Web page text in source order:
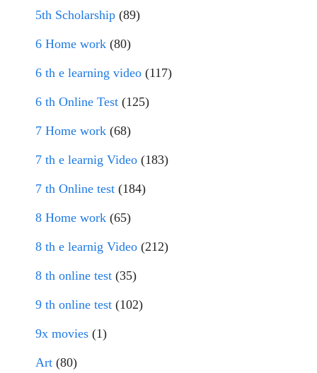
5th Scholarship (89)
6 Home work (80)
6 th e learning video (117)
6 th Online Test (125)
7 Home work (68)
7 th e learnig Video (183)
7 th Online test (184)
8 Home work (65)
8 th e learnig Video (212)
8 th online test (35)
9 th online test (102)
9x movies (1)
Art (80)